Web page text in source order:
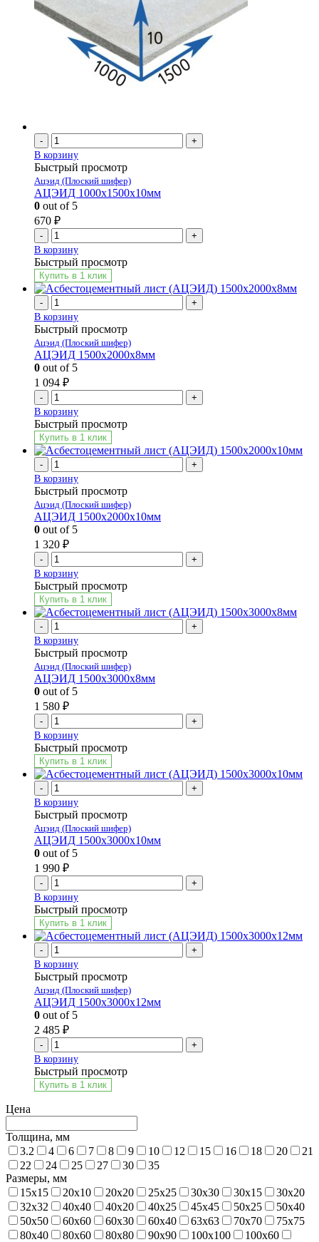
-
+
В корзину
Быстрый просмотр
Ацэид (Плоский шифер)
АЦЭИД 1000х1500х10мм
0 out of 5
670 ₽
-
+
В корзину
Быстрый просмотр
Купить в 1 клик
-
+
В корзину
Быстрый просмотр
Ацэид (Плоский шифер)
АЦЭИД 1500х2000х8мм
0 out of 5
1 094 ₽
-
+
В корзину
Быстрый просмотр
Купить в 1 клик
-
+
В корзину
Быстрый просмотр
Ацэид (Плоский шифер)
АЦЭИД 1500х2000х10мм
0 out of 5
1 320 ₽
-
+
В корзину
Быстрый просмотр
Купить в 1 клик
-
+
В корзину
Быстрый просмотр
Ацэид (Плоский шифер)
АЦЭИД 1500х3000х8мм
0 out of 5
1 580 ₽
-
+
В корзину
Быстрый просмотр
Купить в 1 клик
-
+
В корзину
Быстрый просмотр
Ацэид (Плоский шифер)
АЦЭИД 1500х3000х10мм
0 out of 5
1 990 ₽
-
+
В корзину
Быстрый просмотр
Купить в 1 клик
-
+
В корзину
Быстрый просмотр
Ацэид (Плоский шифер)
АЦЭИД 1500х3000х12мм
0 out of 5
2 485 ₽
-
+
В корзину
Быстрый просмотр
Купить в 1 клик
Цена
Толщина, мм
3.2
4 6 7 8 9 10 12 15 16 18 20
21
22
24 25 27 30
35
Размеры, мм
15x15
20x10 20x20 25x25 30x30 30x15
30x20
32x32
40x40 40x20 40x25 45x45 50x25
50x40
50x50
60x60 60x30 60x40 63x63 70x70
75x75
80x40
80x60 80x80 90x90 100x100
100x60